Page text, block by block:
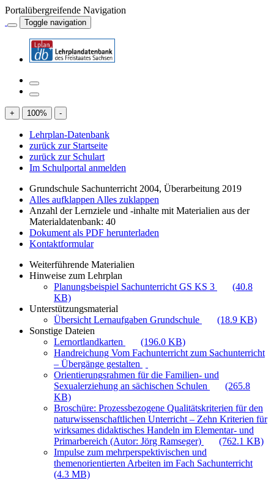
Portalübergreifende Navigation
Toggle navigation
+ 100% -
Lehrplan-Datenbank
zurück zur Startseite
zurück zur Schulart
Im Schulportal anmelden
Grundschule Sachunterricht 2004, Überarbeitung 2019
Alles aufklappen Alles zuklappen
Anzahl der Lernziele und -inhalte mit Materialien aus der
Materialdatenbank: 40
Dokument als PDF herunterladen
Kontaktformular
Weiterführende Materialien
Hinweise zum Lehrplan
Planungsbeispiel Sachunterricht GS KS 3
(40.8
KB)
Unterstützungsmaterial
Übersicht Lernaufgaben Grundschule
(18.9 KB)
Sonstige Dateien
Lernortlandkarten
(196.0 KB)
Handreichung Vom Fachunterricht zum Sachunterricht
– Übergänge gestalten
Orientierungsrahmen für die Familien- und
Sexualerziehung an sächischen Schulen
(265.8
KB)
Broschüre: Prozessbezogene Qualitätskriterien für den
naturwissenschaftlichen Unterricht – Zehn Kriterien für
wirksames didaktisches Handeln im Elementar- und
Primarbereich (Autor: Jörg Ramseger)
(762.1 KB)
Impulse zum mehrperspektivischen und
themenorientierten Arbeiten im Fach Sachunterricht
(4.3 MB)